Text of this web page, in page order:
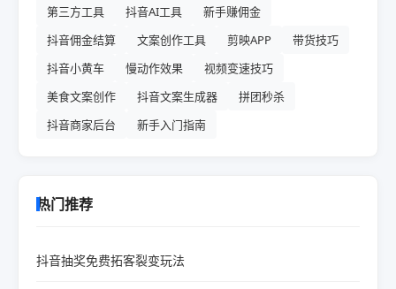
第三方工具 抖音AI工具
新手赚佣金
抖音佣金结算
文案创作工具 剪映APP
带货技巧
抖音小黄车
慢动作效果
视频变速技巧
美食文案创作
抖音文案生成器
拼团秒杀
抖音商家后台
新手入门指南
热门推荐
抖音抽奖免费拓客裂变玩法